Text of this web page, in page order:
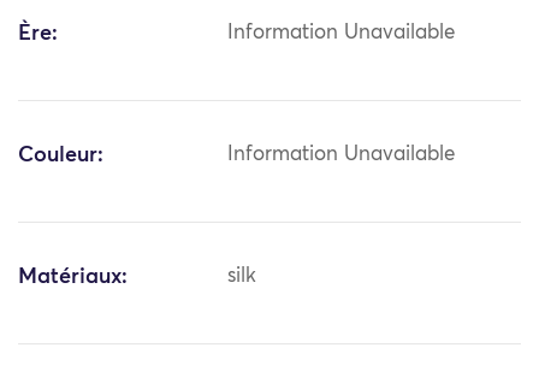
Ère: Information Unavailable
Couleur: Information Unavailable
Matériaux: silk